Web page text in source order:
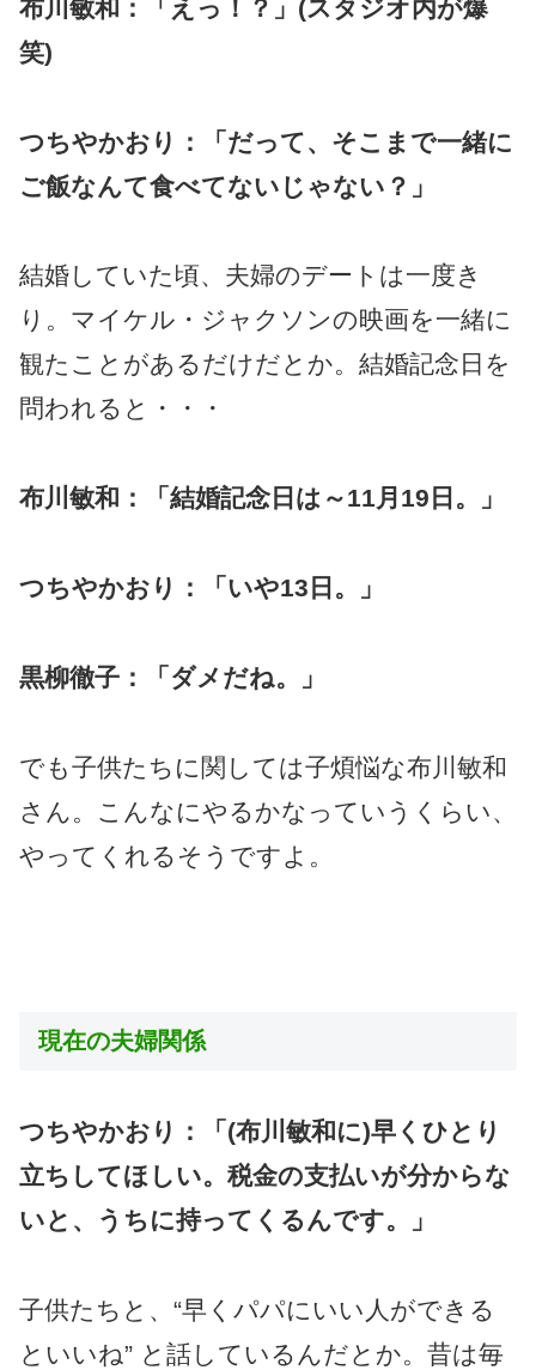
布川敏和：「えっ！？」(スタジオ内が爆
笑)
つちやかおり：「だって、そこまで一緒に
ご飯なんて食べてないじゃない？」
結婚していた頃、夫婦のデートは一度き
り。マイケル・ジャクソンの映画を一緒に
観たことがあるだけだとか。結婚記念日を
問われると・・・
布川敏和：「結婚記念日は～11月19日。」
つちやかおり：「いや13日。」
黒柳徹子：「ダメだね。」
でも子供たちに関しては子煩悩な布川敏和
さん。こんなにやるかなっていうくらい、
やってくれるそうですよ。
現在の夫婦関係
つちやかおり：「(布川敏和に)早くひとり
立ちしてほしい。税金の支払いが分からな
いと、うちに持ってくるんです。」
子供たちと、“早くパパにいい人ができる
といいね” と話しているんだとか。昔は毎